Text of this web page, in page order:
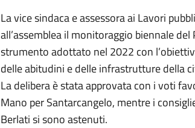
La vice sindaca e assessora ai Lavori
all’assemblea il monitoraggio biennale
strumento adottato nel 2022 con
delle abitudini e delle infrastrutture della
La delibera è stata approvata con i voti
Mano per Santarcangelo, mentre i
Berlati si sono astenuti.